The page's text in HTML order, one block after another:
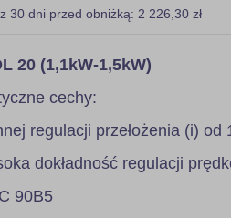
30 dni przed obniżką: 2 226,30 zł
20 (1,1kW-1,5kW)
cechy:
regulacji przełożenia (i) od
dokładność regulacji
90B5